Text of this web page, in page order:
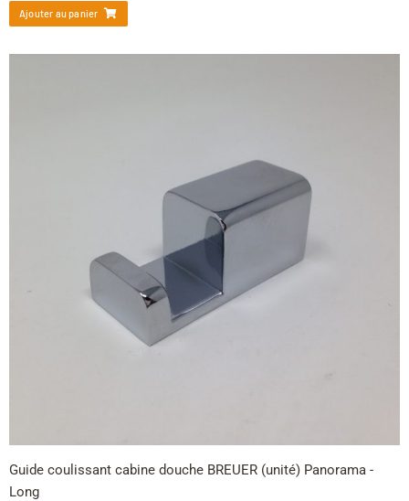
Ajouter au panier
Guide coulissant cabine douche BREUER (unité) Panorama -
Long